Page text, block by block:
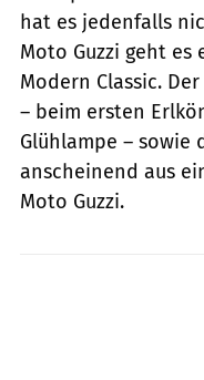
hat es jedenfalls
Moto Guzzi geht
Modern Classic.
– beim ersten
Glühlampe – sowie
anscheinend aus
Moto Guzzi.